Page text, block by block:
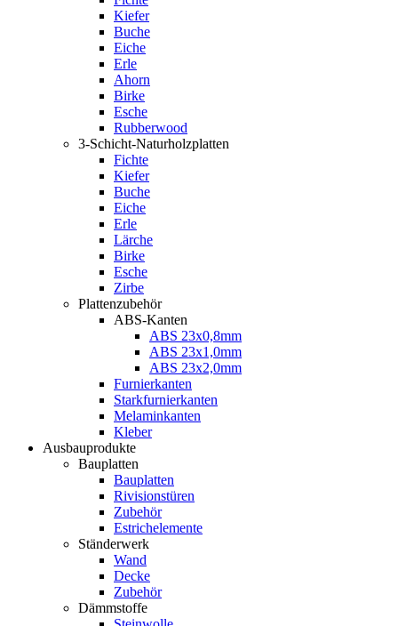
Kiefer
Buche
Eiche
Erle
Ahorn
Birke
Esche
Rubberwood
3-Schicht-Naturholzplatten
Fichte
Kiefer
Buche
Eiche
Erle
Lärche
Birke
Esche
Zirbe
Plattenzubehör
ABS-Kanten
ABS 23x0,8mm
ABS 23x1,0mm
ABS 23x2,0mm
Furnierkanten
Starkfurnierkanten
Melaminkanten
Kleber
Ausbauprodukte
Bauplatten
Bauplatten
Rivisionstüren
Zubehör
Estrichelemente
Ständerwerk
Wand
Decke
Zubehör
Dämmstoffe